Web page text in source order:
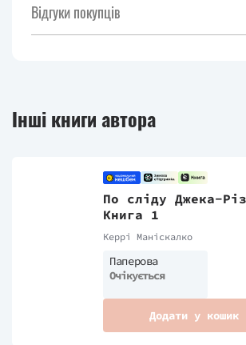
Відгуки покупців
Інші книги автора
По сліду Джека-
Книга 1
Керрі Маніскалко
Паперова
Очікується
Додати у кошик